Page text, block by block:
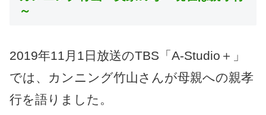
～
2019年11月1日放送のTBS「A-Studio＋」
では、カンニング竹山さんが母親への親孝
行を語りました。